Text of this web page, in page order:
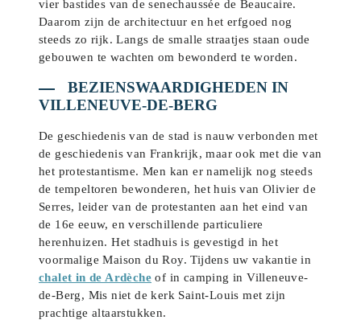
vier bastides van de senechaussée de Beaucaire.
Daarom zijn de architectuur en het erfgoed nog
steeds zo rijk. Langs de smalle straatjes staan oude
gebouwen te wachten om bewonderd te worden.
BEZIENSWAARDIGHEDEN IN
VILLENEUVE-DE-BERG
De geschiedenis van de stad is nauw verbonden met
de geschiedenis van Frankrijk, maar ook met die van
het protestantisme. Men kan er namelijk nog steeds
de tempeltoren bewonderen, het huis van Olivier de
Serres, leider van de protestanten aan het eind van
de 16e eeuw, en verschillende particuliere
herenhuizen. Het stadhuis is gevestigd in het
voormalige Maison du Roy. Tijdens uw vakantie in
chalet in de Ardèche of in camping in Villeneuve-
de-Berg, Mis niet de kerk Saint-Louis met zijn
prachtige altaarstukken.